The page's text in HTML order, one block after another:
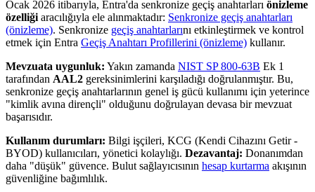
Ocak 2026 itibarıyla, Entra'da senkronize geçiş anahtarları önizleme
özelliği aracılığıyla ele alınmaktadır: Senkronize geçiş anahtarları
(önizleme). Senkronize geçiş anahtarlarını etkinleştirmek ve kontrol
etmek için Entra Geçiş Anahtarı Profillerini (önizleme) kullanır.
Mevzuata uygunluk: Yakın zamanda NIST SP 800-63B Ek 1
tarafından AAL2 gereksinimlerini karşıladığı doğrulanmıştır. Bu,
senkronize geçiş anahtarlarının genel iş gücü kullanımı için yeterince
"kimlik avına dirençli" olduğunu doğrulayan devasa bir mevzuat
başarısıdır.
Kullanım durumları: Bilgi işçileri, KCG (Kendi Cihazını Getir -
BYOD) kullanıcıları, yönetici kolaylığı. Dezavantaj: Donanımdan
daha "düşük" güvence. Bulut sağlayıcısının hesap kurtarma akışının
güvenliğine bağımlılık.